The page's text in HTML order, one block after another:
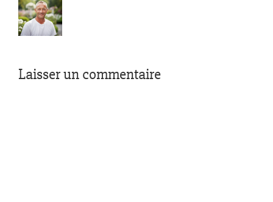
Laisser un commentaire